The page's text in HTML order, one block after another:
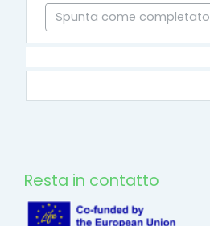
Spunta come completato
Resta in contatto